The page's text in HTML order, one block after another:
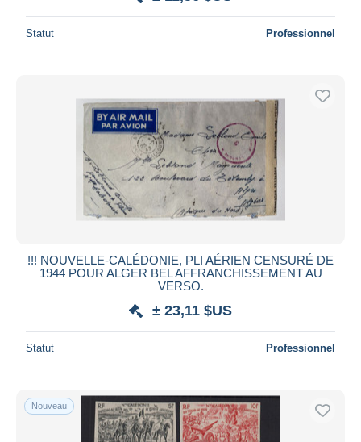
Statut Professionnel
!!! NOUVELLE-CALÉDONIE, PLI AÉRIEN CENSURÉ DE
1944 POUR ALGER BEL AFFRANCHISSEMENT AU
VERSO.
± 23,11 $US
Statut Professionnel
Nouveau